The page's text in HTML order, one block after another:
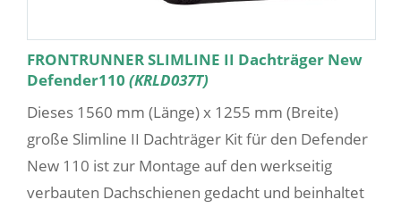
FRONTRUNNER SLIMLINE II Dachträger New
Defender110 (KRLD037T)
Dieses 1560 mm (Länge) x 1255 mm (Breite)
große Slimline II Dachträger Kit für den Defender
New 110 ist zur Montage auf den werkseitig
verbauten Dachschienen gedacht und beinhaltet